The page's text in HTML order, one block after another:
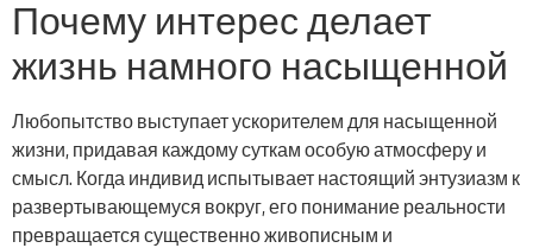
Почему интерес делает
жизнь намного насыщенной
Любопытство выступает ускорителем для насыщенной
жизни, придавая каждому суткам особую атмосферу и
смысл. Когда индивид испытывает настоящий энтузиазм к
развертывающемуся вокруг, его понимание реальности
превращается существенно живописным и